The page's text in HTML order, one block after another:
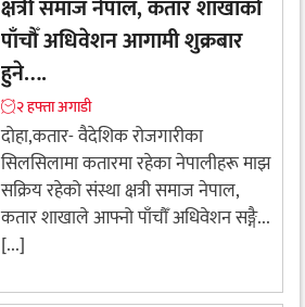
क्षत्री समाज नेपाल, कतार शाखाको
पाँचौँ अधिवेशन आगामी शुक्रबार
हुने….
२ हफ्ता अगाडी
​दोहा,कतार- वैदेशिक रोजगारीका
सिलसिलामा कतारमा रहेका नेपालीहरू माझ
सक्रिय रहेको संस्था क्षत्री समाज नेपाल,
कतार शाखाले आफ्नो पाँचौँ अधिवेशन सङ्गै...
[...]